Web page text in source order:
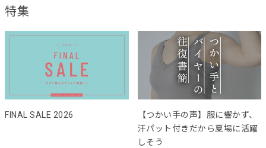
特集
FINAL SALE 2026
【つかい手の声】服に響かず、
汗パット付きだから夏場に活躍
しそう